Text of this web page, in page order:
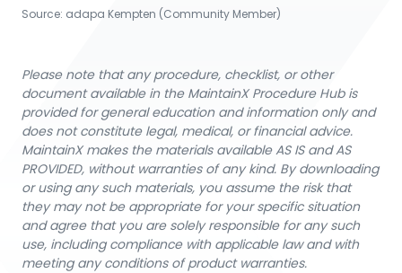
Source: adapa Kempten (Community Member)
Please note that any procedure, checklist, or other
document available in the MaintainX Procedure Hub is
provided for general education and information only and
does not constitute legal, medical, or financial advice.
MaintainX makes the materials available AS IS and AS
PROVIDED, without warranties of any kind. By downloading
or using any such materials, you assume the risk that
they may not be appropriate for your specific situation
and agree that you are solely responsible for any such
use, including compliance with applicable law and with
meeting any conditions of product warranties.